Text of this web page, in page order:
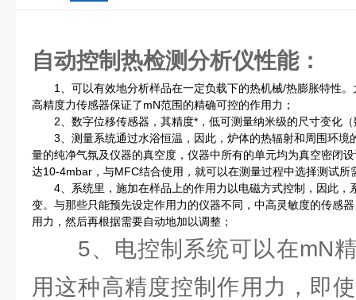
自动控制热检测分析仪性能：
1、可以有效地分析样品在一定负载下的热机械/热膨胀特性。
高精度力传感器保证了mN范围的精确可控的作用力；
2、数字位移传感器，其精度*，低可测量纳米级的尺寸变化（
3、测量系统通过水浴恒温，因此，炉体的热辐射和周围环境
量的纯净气氛及仪器的真空度，仪器中所有的单元均为真空密闭
达10-4mbar，与MFC结合使用，就可以在测量过程中选择测试
4、系统里，施加在样品上的作用力以电磁方式控制，因此，
变。与那些只能预先设定作用力的仪器不同，中高灵敏度的传感
用力，然后再根据需要自动地加以调整；
5、电控制系统可以在mN精
用这种高精度控制作用力，即